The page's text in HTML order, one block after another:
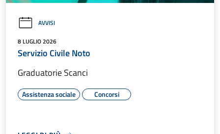
AVVISI
8 LUGLIO 2026
Servizio Civile Noto
Graduatorie Scanci
Assistenza sociale Concorsi